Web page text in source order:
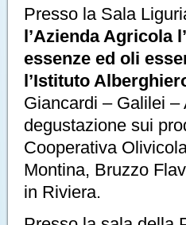
Presso la Sala
l’Azienda Agricola
essenze ed oli
l’Istituto
Giancardi – Galilei
degustazione sui
Cooperativa
Montina, Bruzzo
in Riviera.